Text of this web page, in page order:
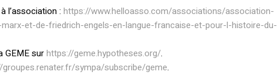
l’association : https://www.helloasso.com/associations/association-
et-de-friedrich-engels-en-langue-francaise-et-pour-l-histoire-du-
GEME surhttps://geme.hypotheses.org/.
sympa/subscribe/geme.